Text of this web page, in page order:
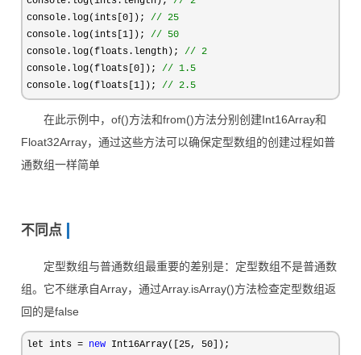
console.log(ints[0]); // 25
console.log(ints[1]); // 50
console.log(floats.length); // 2
console.log(floats[0]); // 1.5
console.log(floats[1]); // 2.5
在此示例中，of()方法和from()方法分别创建Int16Array和
Float32Array，通过这些方法可以确保定型数组的创建过程如普
通数组一样简单
不同点
定型数组与普通数组最重要的差别是：定型数组不是普通数
组。它不继承自Array，通过Array.isArray()方法检查定型数组返
回的是false
let ints = new Int16Array([25, 50 ]);